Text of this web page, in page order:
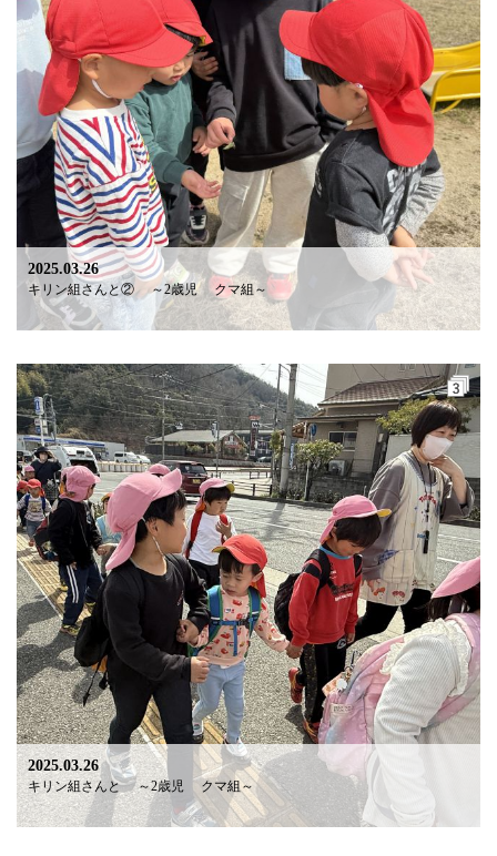
2025.03.26
キリン組さんと② ～2歳児 クマ組～
2025.03.26
キリン組さんと ～2歳児 クマ組～